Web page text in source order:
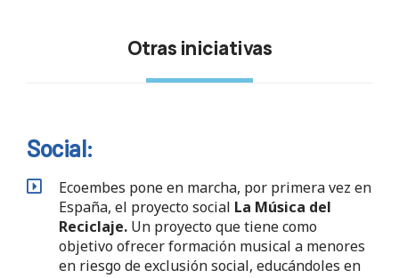
Otras iniciativas
Social:
Ecoembes pone en marcha, por primera vez en
España, el proyecto social La Música del
Reciclaje.Un proyecto que tiene como
objetivo ofrecer formación musical a menores
en riesgo de exclusión social, educándoles en